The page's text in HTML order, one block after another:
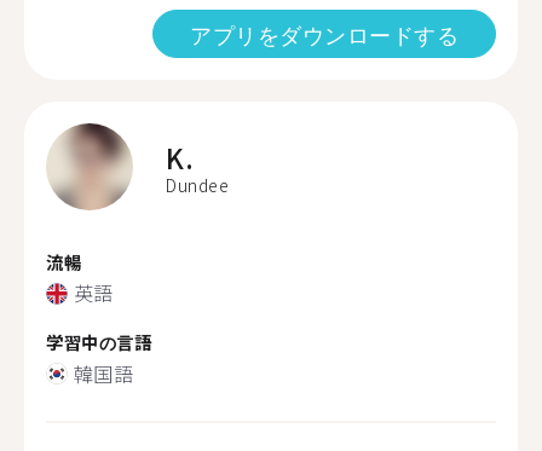
アプリをダウンロードする
K.
Dundee
流暢
英語
学習中の言語
韓国語